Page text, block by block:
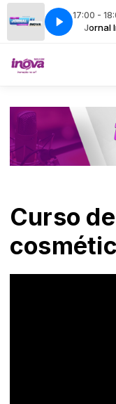
17:00 -
Jornal
Curso